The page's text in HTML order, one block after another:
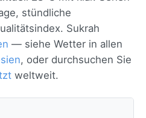
stündliche
Sukrah
— siehe Wetter in allen
, oder durchsuchen Sie
weltweit.